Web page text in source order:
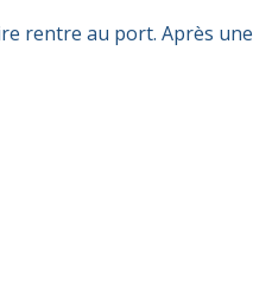
rentre au port. Après une